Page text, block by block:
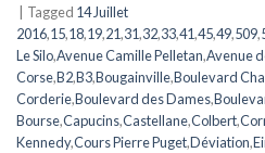
Tagged 14 Juillet
2016,15,18,19,21,31,32,33,41,45,49,509,
Le Silo,Avenue Camille Pelletan,Avenue
Corse,B2,B3,Bougainville,Boulevard
Corderie,Boulevard des Dames,
Bourse,Capucins,Castellane,Colbert,
Kennedy,Cours Pierre Puget,Déviation,